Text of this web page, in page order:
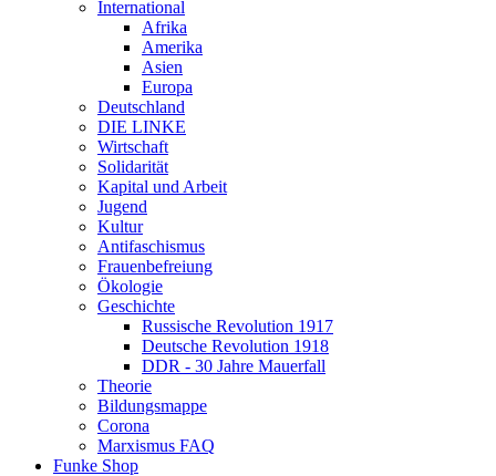
International
Afrika
Amerika
Asien
Europa
Deutschland
DIE LINKE
Wirtschaft
Solidarität
Kapital und Arbeit
Jugend
Kultur
Antifaschismus
Frauenbefreiung
Ökologie
Geschichte
Russische Revolution 1917
Deutsche Revolution 1918
DDR - 30 Jahre Mauerfall
Theorie
Bildungsmappe
Corona
Marxismus FAQ
Funke Shop